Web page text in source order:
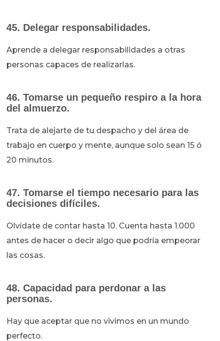
45. Delegar responsabilidades.
Aprende a delegar responsabilidades a otras
personas capaces de realizarlas.
46. Tomarse un pequeño respiro a la hora
del almuerzo.
Trata de alejarte de tu despacho y del área de
trabajo en cuerpo y mente, aunque solo sean 15 ó
20 minutos.
47. Tomarse el tiempo necesario para las
decisiones difíciles.
Olvídate de contar hasta 10. Cuenta hasta 1.000
antes de hacer o decir algo que podría empeorar
las cosas.
48. Capacidad para perdonar a las
personas.
Hay que aceptar que no vivimos en un mundo
perfecto.